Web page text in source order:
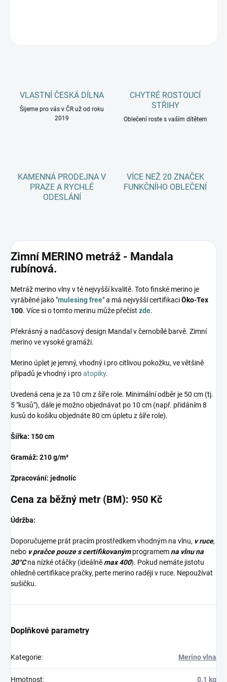
VLASTNÍ ČESKÁ DÍLNA
Šijeme pro vás v ČR už od roku
2019
CHYTRÉ ROSTOUCÍ
STŘIHY
Oblečení roste s vaším dítětem
KAMENNÁ PRODEJNA V
PRAZE A RYCHLÉ
ODESLÁNÍ
VÍCE NEŽ 20 ZNAČEK
FUNKČNÍHO OBLEČENÍ
Zimní MERINO metráž - Mandala
rubínová.
Metráž merino vlny v té nejvyšší kvalitě. Toto finské merino je
vyráběné jako "mulesing free" a má nejvyšší certifikaciÖko-Tex
100. Více si o tomto merinu může přečíst zde.
Překrásný a nadčasový design Mandal v černobílé barvě. Zimní
merino ve vysoké gramáži.
Merino úplet je jemný, vhodný i pro citlivou pokožku, ve většině
případů je vhodný i proatopiky.
Uvedená cena je za 10 cm z šíře role. Minimální odběr je 50 cm (tj.
5 "kusů"), dále je možno objednávat po 10 cm (např. přidáním 8
kusů do košíku objednáte 80 cm úpletu z šíře role).
Šířka: 150 cm
Gramáž: 210 g/m²
Zpracování: jednolíc
Cena za běžný metr (BM): 950 Kč
Údržba:
Doporučujeme prát pracím prostředkem vhodným na vlnu, v ruce,
nebo v pračce pouze s certifikovanýmprogramem na vlnu na
30°Cna nízké otáčky (ideálně max 400). Pokud nemáte jistotu
ohledně certifikace pračky, perte merino raději v ruce. Nepoužívat
sušičku.
Doplňkové parametry
Kategorie: Merino vlna
Hmotnost: 0.1 kg